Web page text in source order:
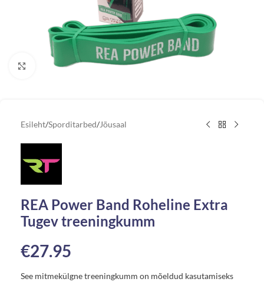
Vaata suuremat pilti
Esileht/Sporditarbed/Jõusaal
REA Power Band Roheline Extra
Tugev treeningkumm
€27.95
See mitmekülgne treeningkumm on mõeldud kasutamiseks